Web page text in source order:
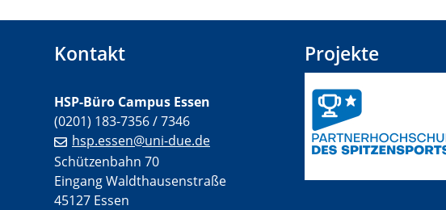
Kontakt
HSP-Büro Campus Essen
(0201) 183-7356 / 7346
hsp.essen@uni-due.de
Schützenbahn 70
Eingang Waldthausenstraße
45127 Essen
Projekte